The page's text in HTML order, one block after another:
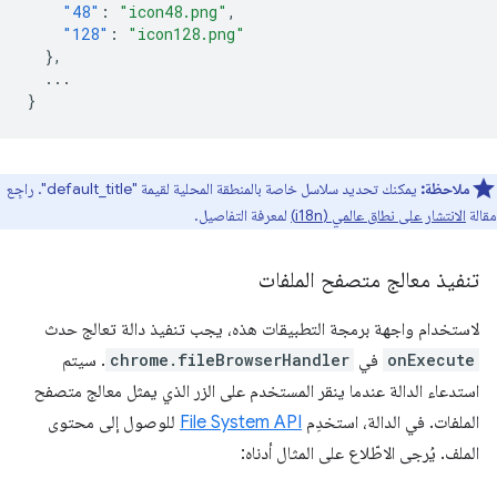
"48" : "icon48.png" ,
"128" :
"icon128.png"
},
...
}
ملاحظة:
يمكنك تحديد سلاسل خاصة بالمنطقة المحلية لقيمة "default_title". راجِع
مقالة الانتشار على نطاق عالمي (i18n) لمعرفة التفاصيل.
تنفيذ معالج متصفح الملفات
لاستخدام واجهة برمجة التطبيقات هذه، يجب تنفيذ دالة تعالج حدث
onExecute في chrome.fileBrowserHandler . سيتم
استدعاء الدالة عندما ينقر المستخدم على الزر الذي يمثل معالج متصفح
الملفات. في الدالة، استخدِم File System API للوصول إلى محتوى
الملف. يُرجى الاطّلاع على المثال أدناه: